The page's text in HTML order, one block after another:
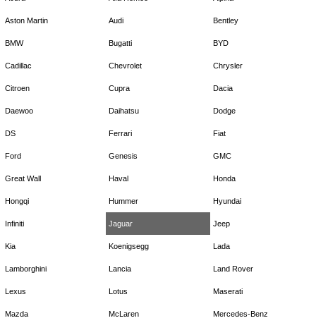
Aston Martin Audi Bentley
BMW Bugatti BYD
Cadillac Chevrolet Chrysler
Citroen Cupra Dacia
Daewoo Daihatsu Dodge
DS Ferrari Fiat
Ford Genesis GMC
Great Wall Haval Honda
Hongqi Hummer Hyundai
Infiniti Jaguar Jeep
Kia Koenigsegg Lada
Lamborghini Lancia Land Rover
Lexus Lotus Maserati
Mazda McLaren Mercedes-Benz